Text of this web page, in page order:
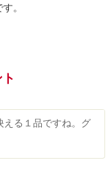
。
える１品ですね。グ